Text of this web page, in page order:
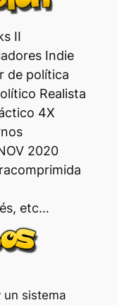
II
Indie
de política
Realista
4X
2020
etc…
un sistema